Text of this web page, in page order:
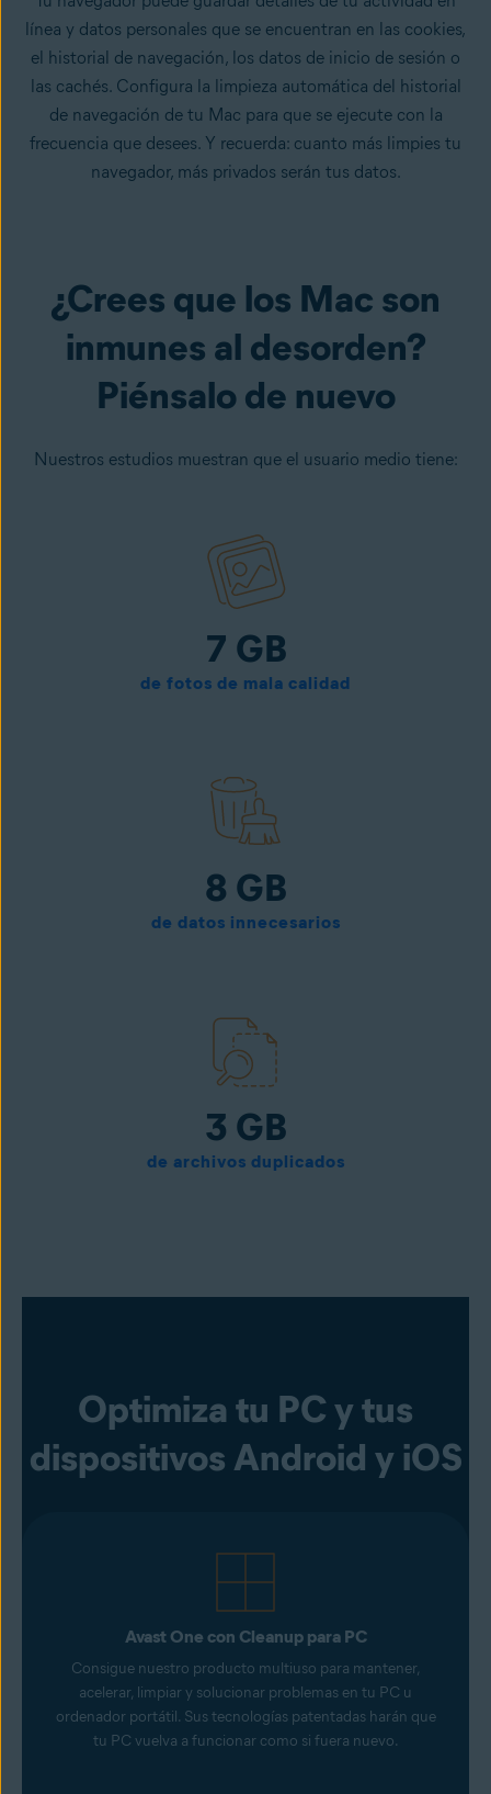
línea y datos personales que se encuentran en las cookies,
el historial de navegación, los datos de inicio de sesión o
las cachés. Configura la limpieza automática del historial
de navegación de tu Mac para que se ejecute con la
frecuencia que desees. Y recuerda: cuanto más limpies tu
navegador, más privados serán tus datos.
¿Crees que los Mac son
inmunes al desorden?
Piénsalo de nuevo
Nuestros estudios muestran que el usuario medio tiene:
7 GB
de fotos de mala calidad
8 GB
de datos innecesarios
3 GB
de archivos duplicados
Optimiza tu PC y tus
dispositivos Android y iOS
Avast One con Cleanup para PC
Consigue nuestro producto multiuso para mantener,
acelerar, limpiar y solucionar problemas en tu PC u
ordenador portátil. Sus tecnologías patentadas harán que
tu PC vuelva a funcionar como si fuera nuevo.